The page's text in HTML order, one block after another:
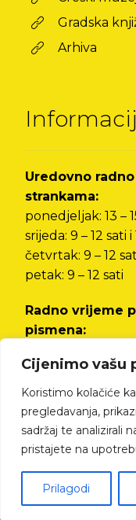
Cijenimo vašu
Koristimo kolačiće
pregledavanja,
sadržaj te analizirali
pristajete na
Prilagodi
Gradska
Arhiva
Uredovno
strankama:
ponedjeljak: 13 –
srijeda: 9 – 12 sati i
četvrtak: 9 – 12
petak: 9 – 12 sati
Radno vrijeme
pismena:
do 15 sati
Izjava o
© All rights reserved